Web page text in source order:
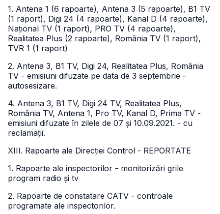
1. Antena 1 (6 rapoarte), Antena 3 (5 rapoarte), B1 TV
(1 raport), Digi 24 (4 rapoarte), Kanal D (4 rapoarte),
Național TV (1 raport), PRO TV (4 rapoarte),
Realitatea Plus (2 rapoarte), România TV (1 raport),
TVR 1 (1 raport)
2. Antena 3, B1 TV, Digi 24, Realitatea Plus, România
TV - emisiuni difuzate pe data de 3 septembrie -
autosesizare.
4. Antena 3, B1 TV, Digi 24 TV, Realitatea Plus,
România TV, Antena 1, Pro TV, Kanal D, Prima TV -
emisiuni difuzate în zilele de 07 și 10.09.2021. - cu
reclamații.
XIII. Rapoarte ale Direcției Control - REPORTATE
1. Rapoarte ale inspectorilor - monitorizări grile
program radio și tv
2. Rapoarte de constatare CATV - controale
programate ale inspectorilor.